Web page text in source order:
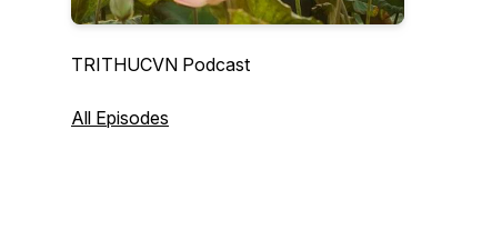
TRITHUCVN Podcast
All Episodes